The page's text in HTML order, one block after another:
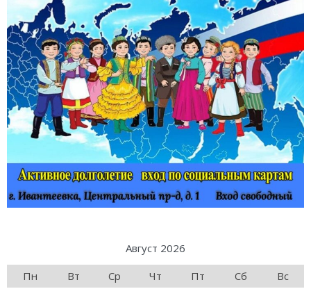
Август 2026
Пн
Вт Ср Чт Пт Сб
Вс